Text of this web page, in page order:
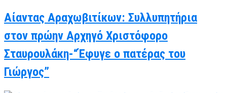
Αίαντας Αραχωβιτίκων: Συλλυπητήρια
στον πρώην Αρχηγό Χριστόφορο
Σταυρουλάκη-“Έφυγε ο πατέρας του
Γιώργος”